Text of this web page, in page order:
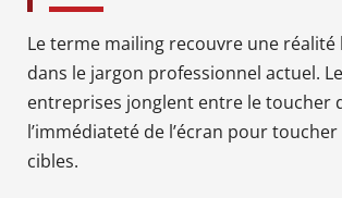
Le terme mailing recouvre une réalité
dans le jargon professionnel actuel.
entreprises jonglent entre le toucher
l’immédiateté de l’écran pour
cibles.